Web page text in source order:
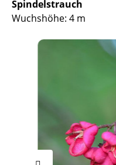
Spindelstrauch
Wuchshöhe: 4 m